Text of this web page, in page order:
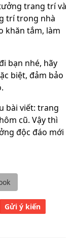
trang trí và
trí trong nhà
khăn tắm, làm
bạn nhé, hãy
biệt, đảm bảo
bài viết: trang
cũ. Vậy thì
độc đáo mới
Gửi ý kiến